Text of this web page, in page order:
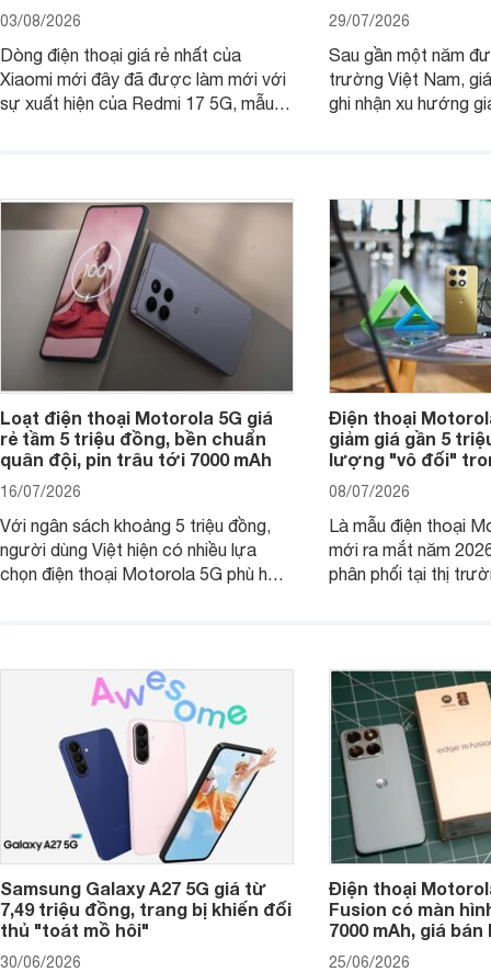
03/08/2026
Dòng điện thoại giá rẻ nhất của
Xiaomi mới đây đã được làm mới với
sự xuất hiện của Redmi 17 5G, mẫu
29/07/2026
Sau gần một năm
trường Việt Nam,
ghi nhận xu hướng
Loạt điện thoại Motorola 5G giá
rẻ tầm 5 triệu đồng, bền chuẩn
quân đội, pin trâu tới 7000 mAh
16/07/2026
Với ngân sách khoảng 5 triệu đồng,
người dùng Việt hiện có nhiều lựa
chọn điện thoại Motorola 5G phù hợp
Điện thoại
giảm giá gần 5
lượng "vô đối"
08/07/2026
Là mẫu điện thoại
mới ra mắt năm
phân phối tại thị
trình giảm giá hấp
thêm một lựa chọn
người dùng Việt.
Samsung Galaxy A27 5G giá từ
7,49 triệu đồng, trang bị khiến đối
thủ "toát mồ hôi"
30/06/2026
Điện thoại
Fusion có màn
7000 mAh, giá
25/06/2026